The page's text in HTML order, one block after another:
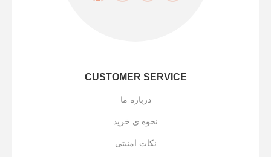
CUSTOMER SERVICE
درباره ما
نحوه ی خرید
نکات امنیتی